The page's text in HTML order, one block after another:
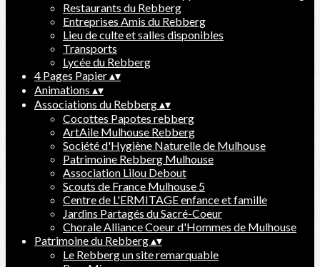
Restaurants du Rebberg
Entreprises Amis du Rebberg
Lieu de culte et salles disponibles
Transports
Lycée du Rebberg
4 Pages Papier▴▾
Animations ▴▾
Associations du Rebberg▴▾
Cocottes Papotes rebberg
ArtAile Mulhouse Rebberg
Société d'Hygiène Naturelle de Mulhouse
Patrimoine Rebberg Mulhouse
Association Lilou Debout
Scouts de France Mulhouse 5
Centre de L'ERMITAGE enfance et famille
Jardins Partagés du Sacré-Coeur
Chorale Alliance Coeur d'Hommes de Mulhouse
Patrimoine du Rebberg▴▾
Le Rebberg un site remarquable